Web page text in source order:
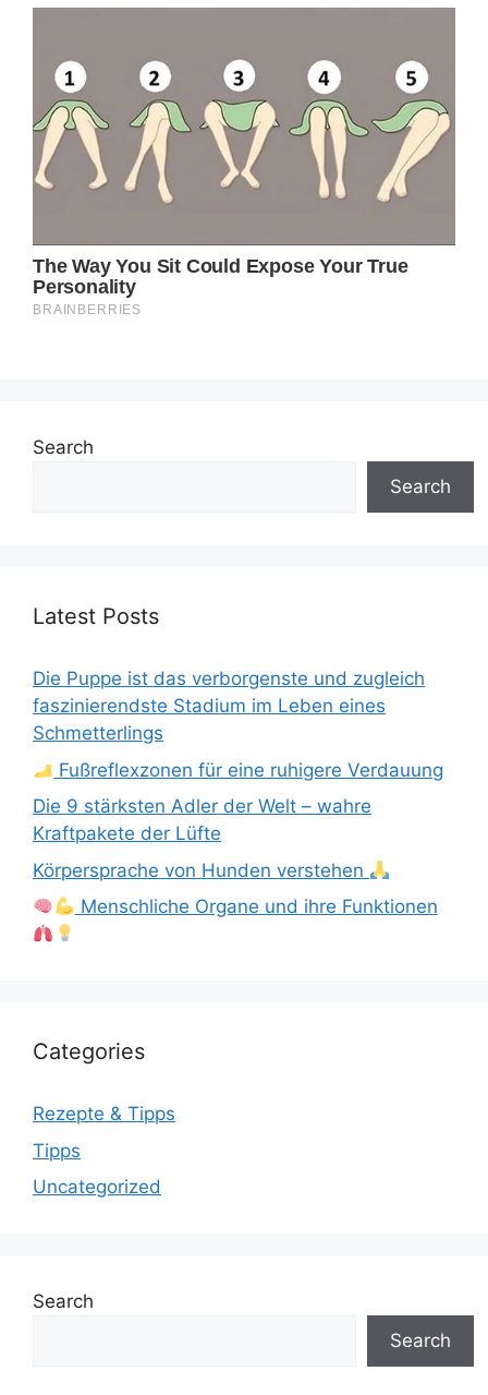
Search
Search
Latest Posts
Die Puppe ist das verborgenste und zugleich
faszinierendste Stadium im Leben eines
Schmetterlings
Fußreflexzonen für eine ruhigere Verdauung
Die 9 stärksten Adler der Welt – wahre
Kraftpakete der Lüfte
Körpersprache von Hunden verstehen
Menschliche Organe und ihre Funktionen
Categories
Rezepte & Tipps
Tipps
Uncategorized
Search
Search